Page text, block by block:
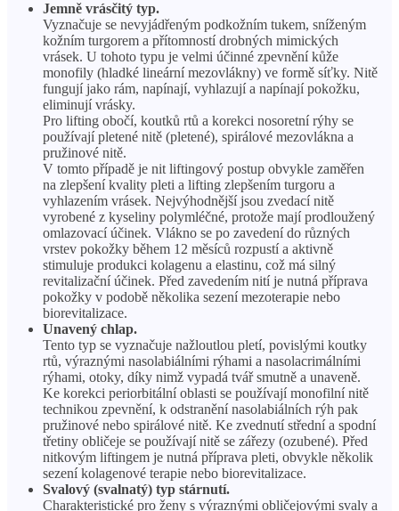
Jemně vrásčitý typ.
Vyznačuje se nevyjádřeným podkožním tukem, sníženým
kožním turgorem a přítomností drobných mimických
vrásek. U tohoto typu je velmi účinné zpevnění kůže
monofily (hladké lineární mezovlákny) ve formě síťky. Nitě
fungují jako rám, napínají, vyhlazují a napínají pokožku,
eliminují vrásky.
Pro lifting obočí, koutků rtů a korekci nosoretní rýhy se
používají pletené nitě (pletené), spirálové mezovlákna a
pružinové nitě.
V tomto případě je nit liftingový postup obvykle zaměřen
na zlepšení kvality pleti a lifting zlepšením turgoru a
vyhlazením vrásek. Nejvýhodnější jsou zvedací nitě
vyrobené z kyseliny polymléčné, protože mají prodloužený
omlazovací účinek. Vlákno se po zavedení do různých
vrstev pokožky během 12 měsíců rozpustí a aktivně
stimuluje produkci kolagenu a elastinu, což má silný
revitalizační účinek. Před zavedením nití je nutná příprava
pokožky v podobě několika sezení mezoterapie nebo
biorevitalizace.
Unavený chlap.
Tento typ se vyznačuje nažloutlou pletí, povislými koutky
rtů, výraznými nasolabiálními rýhami a nasolacrimálními
rýhami, otoky, díky nimž vypadá tvář smutně a unaveně.
Ke korekci periorbitální oblasti se používají monofilní nitě
technikou zpevnění, k odstranění nasolabiálních rýh pak
pružinové nebo spirálové nitě. Ke zvednutí střední a spodní
třetiny obličeje se používají nitě se zářezy (ozubené). Před
nitkovým liftingem je nutná příprava pleti, obvykle několik
sezení kolagenové terapie nebo biorevitalizace.
Svalový (svalnatý) typ stárnutí.
Charakteristické pro ženy s výraznými obličejovými svaly a